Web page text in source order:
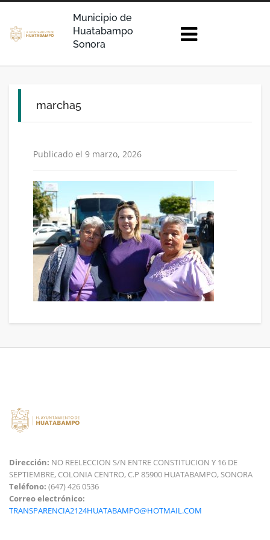
Municipio de
Huatabampo
Sonora
marcha5
Publicado el 9 marzo, 2026
Dirección: NO REELECCION S/N ENTRE CONSTITUCION Y 16 DE
SEPTIEMBRE, COLONIA CENTRO, C.P 85900 HUATABAMPO, SONORA
Teléfono: (647) 426 0536
Correo electrónico:
TRANSPARENCIA2124HUATABAMPO@HOTMAIL.COM